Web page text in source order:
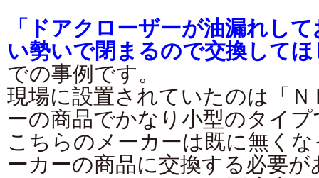
「ドアクローザーが油漏れし
い勢いで閉まるので交換して
での事例です。
現場に設置されていたのは「
ーの商品でかなり小型のタイ
こちらのメーカーは既に無く
ーカーの商品に交換する必要が